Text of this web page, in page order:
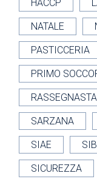
HACCP
NATALE
PASTICCERIA
PRIMO
SARZANA
SIAE
SICUREZZA